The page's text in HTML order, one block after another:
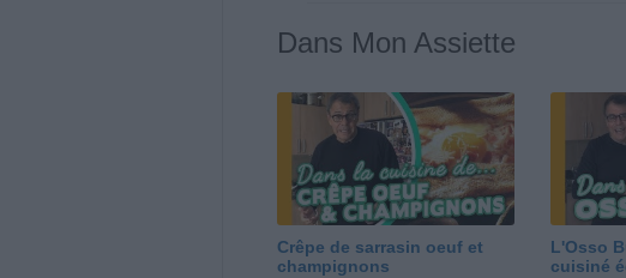
Dans Mon Assiette
Crêpe de sarrasin oeuf et
champignons
L'Osso
cuisiné